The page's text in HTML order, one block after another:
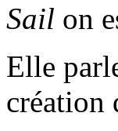
Sail on
Elle
création